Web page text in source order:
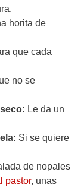
horita de
que cada
no se
Le da un
Si se quiere
de nopales
pastor, unas